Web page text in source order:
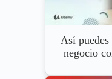
Así
negocio